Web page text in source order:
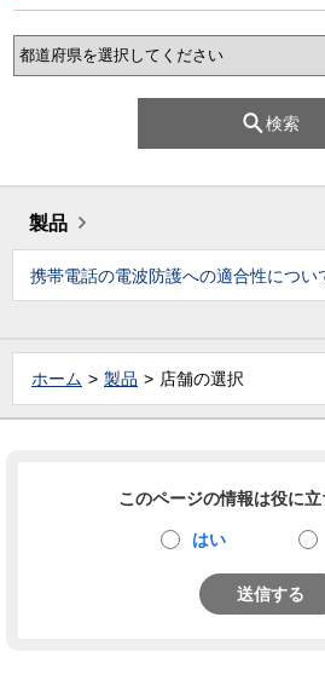
検索
製品
携帯電話の電波防護への適合性につい
ホーム 製品 店舗の選択
このページの情報は役に立
はい
送信する